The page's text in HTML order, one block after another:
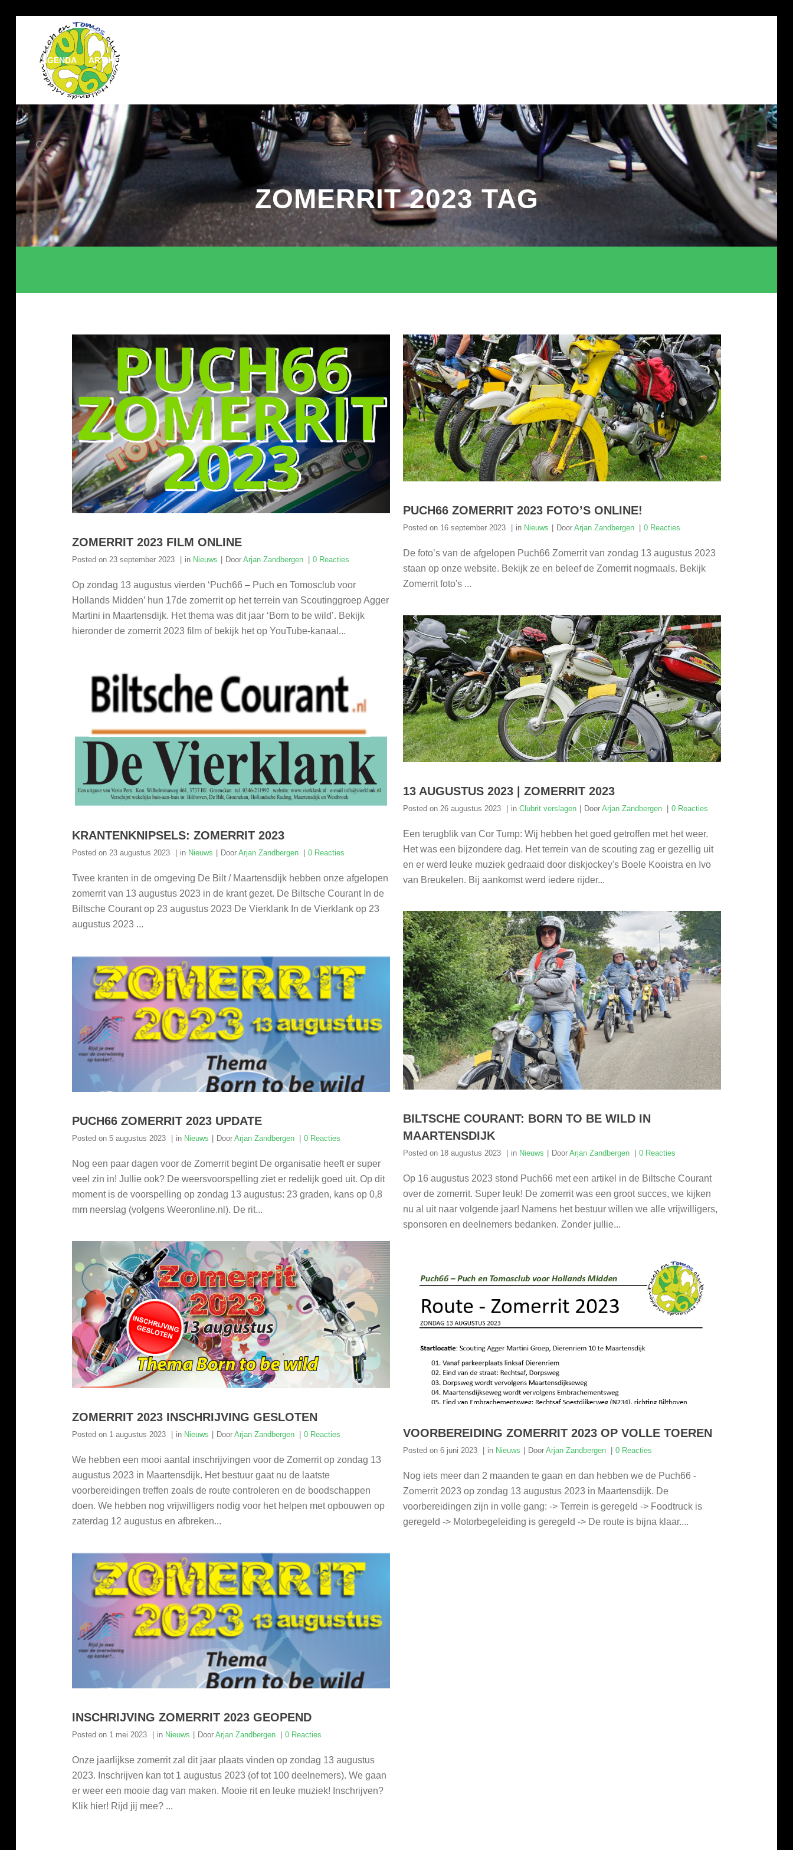
AGENDA ARTIKELEN
Zoek
naar:
Zoekknop
ZOMERRIT 2023 TAG
ZOMERRIT 2023 FILM ONLINE
Posted on 23 september 2023 in Nieuws Door Arjan Zandbergen 0 Reacties
Op zondag 13 augustus vierden ‘Puch66 – Puch en Tomosclub voor
Hollands Midden’ hun 17de zomerrit op het terrein van Scoutinggroep Agger
Martini in Maartensdijk. Het thema was dit jaar ‘Born to be wild’. Bekijk
hieronder de zomerrit 2023 film of bekijk het op YouTube-kanaal...
PUCH66 ZOMERRIT 2023 FOTO’S ONLINE!
Posted on 16 september 2023 in Nieuws Door Arjan Zandbergen 0 Reacties
De foto’s van de afgelopen Puch66 Zomerrit van zondag 13 augustus 2023
staan op onze website. Bekijk ze en beleef de Zomerrit nogmaals. Bekijk
Zomerrit foto's ...
13 AUGUSTUS 2023 | ZOMERRIT 2023
Posted on 26 augustus 2023 in Clubrit verslagen Door Arjan Zandbergen 0 Reacties
Een terugblik van Cor Tump: Wij hebben het goed getroffen met het weer.
Het was een bijzondere dag. Het terrein van de scouting zag er gezellig uit
en er werd leuke muziek gedraaid door diskjockey's Boele Kooistra en Ivo
van Breukelen. Bij aankomst werd iedere rijder...
KRANTENKNIPSELS: ZOMERRIT 2023
Posted on 23 augustus 2023 in Nieuws Door Arjan Zandbergen 0 Reacties
Twee kranten in de omgeving De Bilt / Maartensdijk hebben onze afgelopen
zomerrit van 13 augustus 2023 in de krant gezet. De Biltsche Courant In de
Biltsche Courant op 23 augustus 2023 De Vierklank In de Vierklank op 23
augustus 2023 ...
BILTSCHE COURANT: BORN TO BE WILD IN
MAARTENSDIJK
Posted on 18 augustus 2023 in Nieuws Door Arjan Zandbergen 0 Reacties
Op 16 augustus 2023 stond Puch66 met een artikel in de Biltsche Courant
over de zomerrit. Super leuk! De zomerrit was een groot succes, we kijken
nu al uit naar volgende jaar! Namens het bestuur willen we alle vrijwilligers,
sponsoren en deelnemers bedanken. Zonder jullie...
PUCH66 ZOMERRIT 2023 UPDATE
Posted on 5 augustus 2023 in Nieuws Door Arjan Zandbergen 0 Reacties
Nog een paar dagen voor de Zomerrit begint De organisatie heeft er super
veel zin in! Jullie ook? De weersvoorspelling ziet er redelijk goed uit. Op dit
moment is de voorspelling op zondag 13 augustus: 23 graden, kans op 0,8
mm neerslag (volgens Weeronline.nl). De rit...
ZOMERRIT 2023 INSCHRIJVING GESLOTEN
Posted on 1 augustus 2023 in Nieuws Door Arjan Zandbergen 0 Reacties
We hebben een mooi aantal inschrijvingen voor de Zomerrit op zondag 13
augustus 2023 in Maartensdijk. Het bestuur gaat nu de laatste
voorbereidingen treffen zoals de route controleren en de boodschappen
doen. We hebben nog vrijwilligers nodig voor het helpen met opbouwen op
zaterdag 12 augustus en afbreken...
VOORBEREIDING ZOMERRIT 2023 OP VOLLE TOEREN
Posted on 6 juni 2023 in Nieuws Door Arjan Zandbergen 0 Reacties
Nog iets meer dan 2 maanden te gaan en dan hebben we de Puch66 -
Zomerrit 2023 op zondag 13 augustus 2023 in Maartensdijk. De
voorbereidingen zijn in volle gang: -> Terrein is geregeld -> Foodtruck is
geregeld -> Motorbegeleiding is geregeld -> De route is bijna klaar....
INSCHRIJVING ZOMERRIT 2023 GEOPEND
Posted on 1 mei 2023 in Nieuws Door Arjan Zandbergen 0 Reacties
Onze jaarlijkse zomerrit zal dit jaar plaats vinden op zondag 13 augustus
2023. Inschrijven kan tot 1 augustus 2023 (of tot 100 deelnemers). We gaan
er weer een mooie dag van maken. Mooie rit en leuke muziek! Inschrijven?
Klik hier! Rijd jij mee? ...